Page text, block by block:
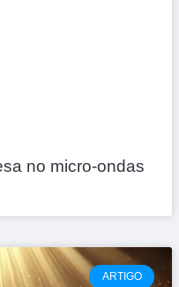
no micro-ondas
ARTIGO